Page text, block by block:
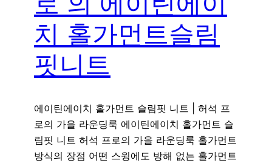
치 홀가먼트슬림
핏니트
에이틴에이치 홀가먼트 슬림핏 니트 | 허석 프
로의 가을 라운딩룩 에이틴에이치 홀가먼트 슬
림핏 니트 허석 프로의 가을 라운딩룩 홀가먼트
방식의 장점 어떤 스윙에도 방해 없는 홀가먼트